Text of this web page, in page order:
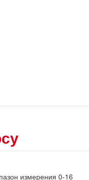
измерения 0-16